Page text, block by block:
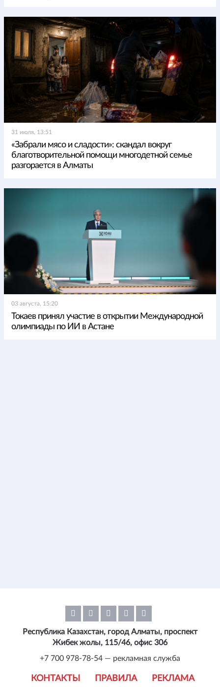
31 июля, 13:51
«Забрали мясо и сладости»: скандал вокруг
благотворительной помощи многодетной семье
разгорается в Алматы
03 августа, 15:20
Токаев принял участие в открытии Международной
олимпиады по ИИ в Астане
КОНТАКТЫ ПРАВИЛА РЕКЛАМА
Республика Казахстан, город Алматы, проспект
Жибек жолы, 115/46, офис 306
+7 700 978-78-54 — рекламная служба